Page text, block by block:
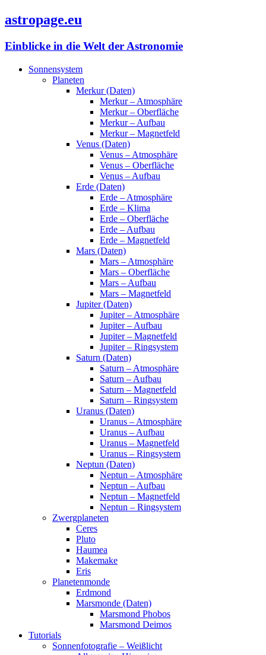
astropage.eu
Einblicke in die Welt der Astronomie
Sonnensystem
Planeten
Merkur (Daten)
Merkur – Atmosphäre
Merkur – Oberfläche
Merkur – Aufbau
Merkur – Magnetfeld
Venus (Daten)
Venus – Atmosphäre
Venus – Oberfläche
Venus – Aufbau
Erde (Daten)
Erde – Atmosphäre
Erde – Klima
Erde – Oberfläche
Erde – Aufbau
Erde – Magnetfeld
Mars (Daten)
Mars – Atmosphäre
Mars – Oberfläche
Mars – Aufbau
Mars – Magnetfeld
Jupiter (Daten)
Jupiter – Atmosphäre
Jupiter – Aufbau
Jupiter – Magnetfeld
Jupiter – Ringsystem
Saturn (Daten)
Saturn – Atmosphäre
Saturn – Aufbau
Saturn – Magnetfeld
Saturn – Ringsystem
Uranus (Daten)
Uranus – Atmosphäre
Uranus – Aufbau
Uranus – Magnetfeld
Uranus – Ringsystem
Neptun (Daten)
Neptun – Atmosphäre
Neptun – Aufbau
Neptun – Magnetfeld
Neptun – Ringsystem
Zwergplaneten
Ceres
Pluto
Haumea
Makemake
Eris
Planetenmonde
Erdmond
Marsmonde (Daten)
Marsmond Phobos
Marsmond Deimos
Tutorials
Sonnenfotografie – Weißlicht